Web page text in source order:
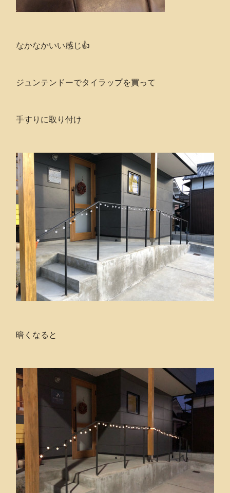
なかなかいい感じ👍
ジュンテンドーでタイラップを買って
手すりに取り付け
暗くなると